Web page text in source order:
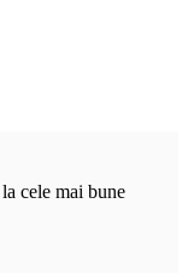
la cele mai bune